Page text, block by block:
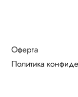
Оферта
Политика